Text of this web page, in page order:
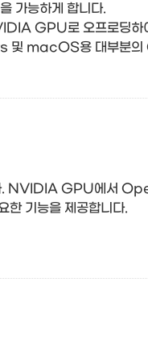
가능하게 합니다.
GPU로 오프로딩
macOS용 대부분의
NVIDIA GPU에서
기능을 제공합니다.